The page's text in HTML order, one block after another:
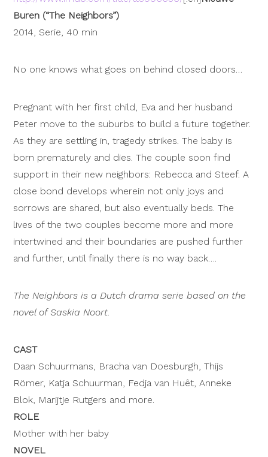
Buren (“The Neighbors”)
2014, Serie, 40 min
No one knows what goes on behind closed doors…
Pregnant with her first child, Eva and her husband
Peter move to the suburbs to build a future together.
As they are settling in, tragedy strikes. The baby is
born prematurely and dies. The couple soon find
support in their new neighbors: Rebecca and Steef. A
close bond develops wherein not only joys and
sorrows are shared, but also eventually beds. The
lives of the two couples become more and more
intertwined and their boundaries are pushed further
and further, until finally there is no way back….
The Neighbors is a Dutch drama serie based on the
novel of Saskia Noort.
CAST
Daan Schuurmans, Bracha van Doesburgh, Thijs
Römer, Katja Schuurman, Fedja van Huêt, Anneke
Blok, Marijtje Rutgers and more.
ROLE
Mother with her baby
NOVEL